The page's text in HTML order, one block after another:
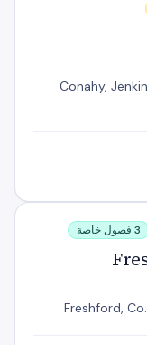
Conahy,
3 فصول خاصة
Freshford, Co.